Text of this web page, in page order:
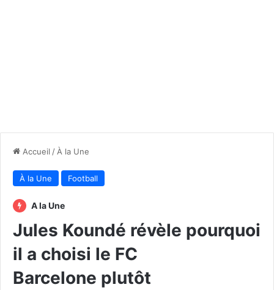
Accueil / À la Une
À la Une Football
A la Une
Jules Koundé révèle pourquoi
il a choisi le FC
Barcelone plutôt